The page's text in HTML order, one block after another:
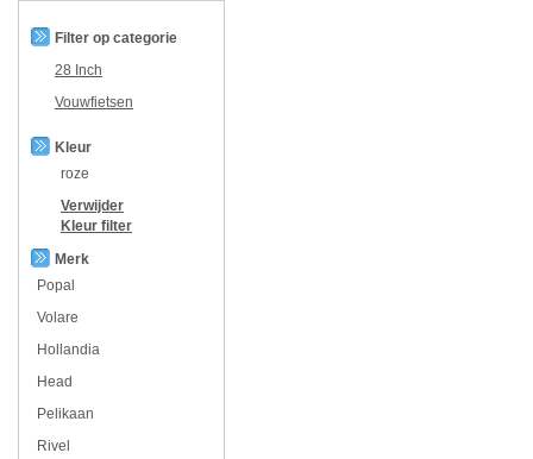
Filter op categorie
28 Inch
Vouwfietsen
Kleur
roze
Verwijder
Kleur filter
Merk
Popal
Volare
Hollandia
Head
Pelikaan
Rivel